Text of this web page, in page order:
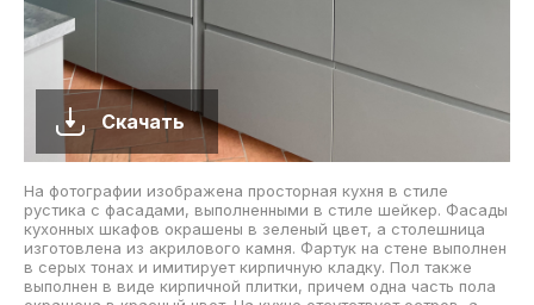
Скачать
На фотографии изображена просторная кухня в стиле
рустика с фасадами, выполненными в стиле шейкер. Фасады
кухонных шкафов окрашены в зеленый цвет, а столешница
изготовлена из акрилового камня. Фартук на стене выполнен
в серых тонах и имитирует кирпичную кладку. Пол также
выполнен в виде кирпичной плитки, причем одна часть пола